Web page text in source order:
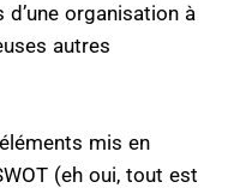
organisation à
autres
mis en
(eh oui, tout est